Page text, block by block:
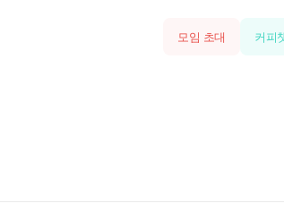
모임 초대 커피